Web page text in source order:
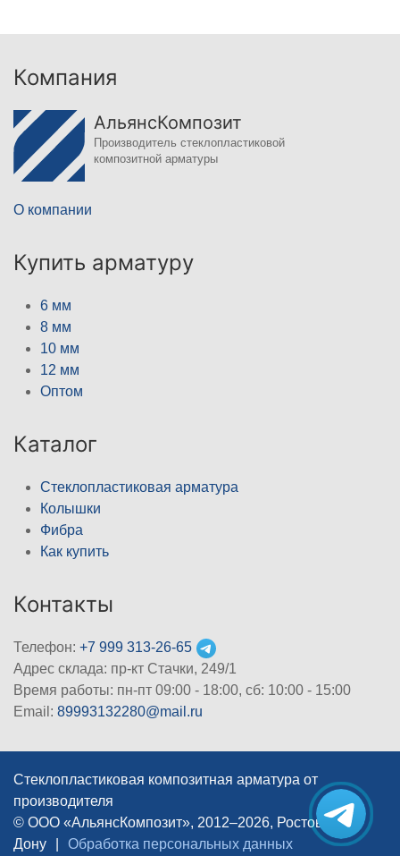
Компания
АльянсКомпозит
Производитель стеклопластиковой
композитной арматуры
О компании
Купить арматуру
6 мм
8 мм
10 мм
12 мм
Оптом
Каталог
Стеклопластиковая арматура
Колышки
Фибра
Как купить
Контакты
Телефон: +7 999 313-26-65
Адрес склада: пр-кт Стачки, 249/1
Время работы: пн-пт 09:00 - 18:00, cб: 10:00 - 15:00
Email: 89993132280@mail.ru
Стеклопластиковая композитная арматура от
производителя
© ООО «АльянсКомпозит», 2012–2026, Ростов-на-
Дону
Обработка персональных данных